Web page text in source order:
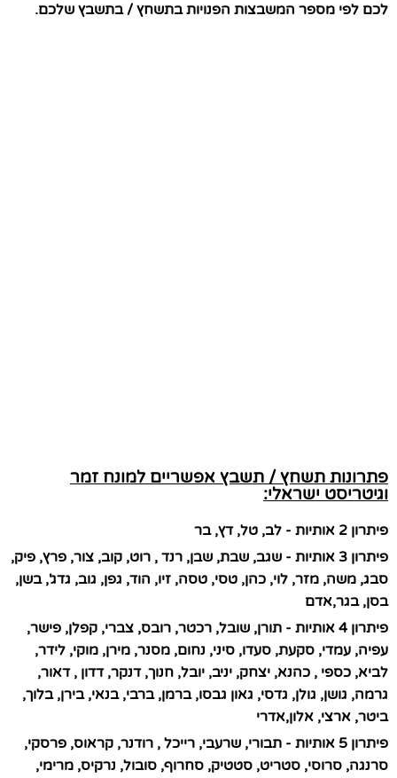
לכם לפי מספר המשבצות הפנויות בתשחץ / בתשבץ שלכם.
פתרונות תשחץ / תשבץ אפשריים למונח זמר
וגיטריסט ישראלי:
פיתרון 2 אותיות - לב, טל, דץ, בר
פיתרון 3 אותיות - שגב, שבת, שבן, רנד , רוט, קוב, צור, פרץ, פיק,
סבג, משה, מזר, לוי, כהן, טסי, טסה, זיו, הוד, גפן, גוב, גדג', בשן,
בסן, בגר,אדם
פיתרון 4 אותיות - תורן, שובל, רכטר, רובס, צברי, קפלן, פישר,
עפיה, עמדי, סקעת, סעדו, סיני, נחום, מסנר, מירן, מוקי, לידר,
לביא, כספי , כהנא, יצחק, יניב, יובל, חנוך, דנקר, דדון , דאור,
גרמה, גושן, גולן, גדסי, גאון גבסו, ברמן, ברבי, בנאי, בירן, בלוך,
ביטר, ארצי, אלון,אדרי
פיתרון 5 אותיות - תבורי, שרעבי, רייכל , רודנר, קראוס, פרסקי,
סרנגה, סרוסי, סטריט, סטטיק, סחרוף, סובול, נרקיס, מרימי,